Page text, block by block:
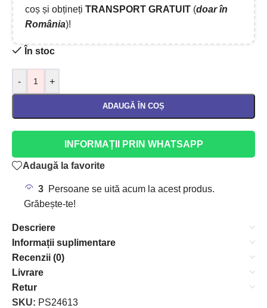
coș și obțineți TRANSPORT GRATUIT (doar în
România)!
În stoc
- +
ADAUGĂ ÎN COȘ
INFORMAȚII PRIN WHATSAPP
Adaugă la favorite
3 Persoane se uită acum la acest produs.
Grăbește-te!
Descriere
Informații suplimentare
Recenzii (0)
Livrare
Retur
SKU: PS24613